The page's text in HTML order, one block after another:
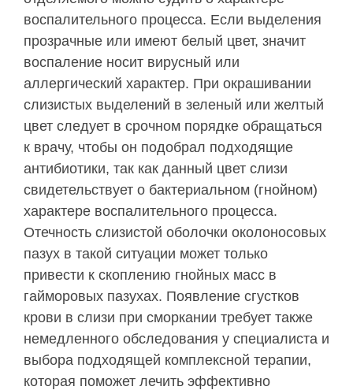
воспалительного процесса. Если выделения
прозрачные или имеют белый цвет, значит
воспаление носит вирусный или
аллергический характер. При окрашивании
слизистых выделений в зеленый или желтый
цвет следует в срочном порядке обращаться
к врачу, чтобы он подобрал подходящие
антибиотики, так как данный цвет слизи
свидетельствует о бактериальном (гнойном)
характере воспалительного процесса.
Отечность слизистой оболочки околоносовых
пазух в такой ситуации может только
привести к скоплению гнойных масс в
гайморовых пазухах. Появление сгустков
крови в слизи при сморкании требует также
немедленного обследования у специалиста и
выбора подходящей комплексной терапии,
которая поможет лечить эффективно